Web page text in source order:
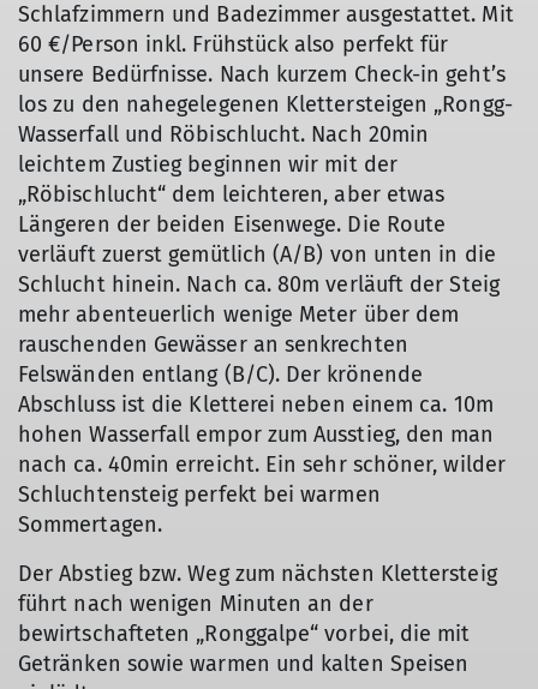
Schlafzimmern und Badezimmer ausgestattet. Mit
60 €/Person inkl. Frühstück also perfekt für
unsere Bedürfnisse. Nach kurzem Check-in geht’s
los zu den nahegelegenen Klettersteigen „Rongg-
Wasserfall und Röbischlucht. Nach 20min
leichtem Zustieg beginnen wir mit der
„Röbischlucht“ dem leichteren, aber etwas
Längeren der beiden Eisenwege. Die Route
verläuft zuerst gemütlich (A/B) von unten in die
Schlucht hinein. Nach ca. 80m verläuft der Steig
mehr abenteuerlich wenige Meter über dem
rauschenden Gewässer an senkrechten
Felswänden entlang (B/C). Der krönende
Abschluss ist die Kletterei neben einem ca. 10m
hohen Wasserfall empor zum Ausstieg, den man
nach ca. 40min erreicht. Ein sehr schöner, wilder
Schluchtensteig perfekt bei warmen
Sommertagen.
Der Abstieg bzw. Weg zum nächsten Klettersteig
führt nach wenigen Minuten an der
bewirtschafteten „Ronggalpe“ vorbei, die mit
Getränken sowie warmen und kalten Speisen